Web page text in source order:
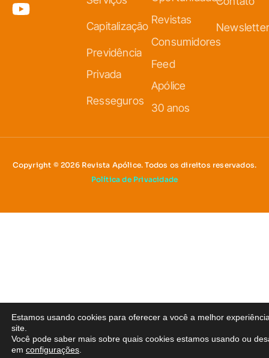
Capitalização
Previdência
Privada
Resseguros
Revistas
Consumidores
Feed
Apólice
30 anos
Newsletter
Copyright © 2026 Revista Apólice. Todos os direitos reservados.
Política de Privacidade
Estamos usando cookies para oferecer a você a melhor
site.
Você pode saber mais sobre quais cookies estamos usando ou
em configurações